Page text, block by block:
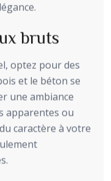
bruts
optez pour des
et le béton se
une ambiance
apparentes ou
caractère à votre